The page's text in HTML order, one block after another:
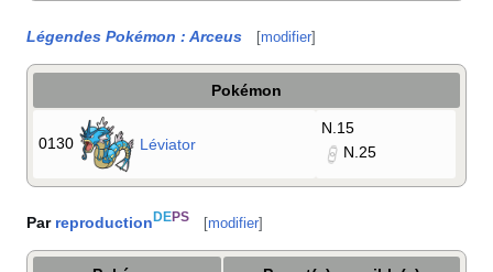
Légendes Pokémon : Arceus [modifier]
Pokémon
0130 Léviator
N.15
N.25
Par reproduction DEPS [modifier]